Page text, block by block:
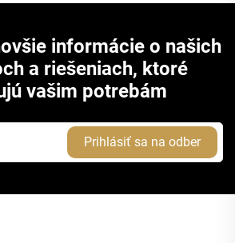
informácie o našich
a riešeniach, ktoré
vašim potrebám
Prihlásiť sa na odber